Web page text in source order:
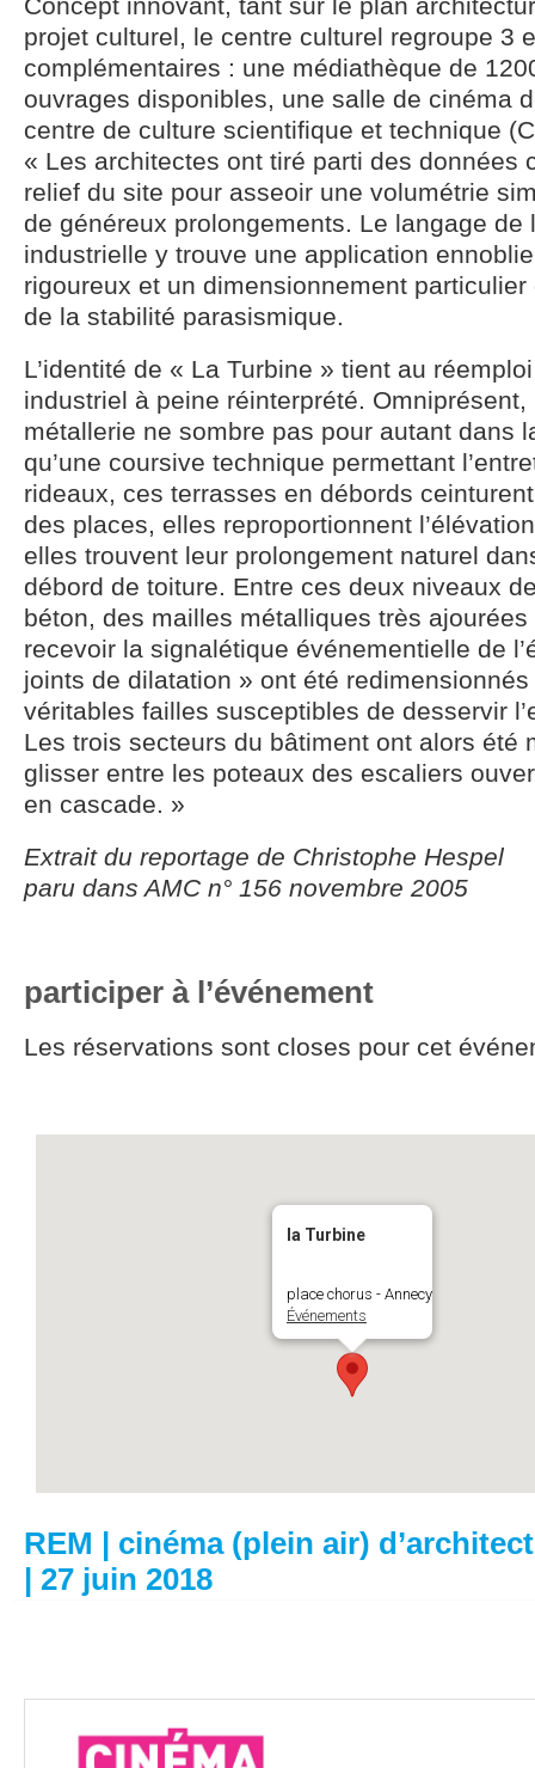
Concept innovant, tant sur le plan
projet culturel, le centre culturel regroupe 3
complémentaires : une médiathèque de
ouvrages disponibles, une salle de cinéma
centre de culture scientifique et technique
« Les architectes ont tiré parti des données
relief du site pour asseoir une volumétrie
de généreux prolongements. Le langage de
industrielle y trouve une application
rigoureux et un dimensionnement
de la stabilité parasismique.
L’identité de « La Turbine » tient au
industriel à peine réinterprété.
métallerie ne sombre pas pour autant dans
qu’une coursive technique permettant
rideaux, ces terrasses en débords
des places, elles reproportionnent
elles trouvent leur prolongement naturel
débord de toiture. Entre ces deux niveaux
béton, des mailles métalliques très
recevoir la signalétique événementielle de
joints de dilatation » ont été
véritables failles susceptibles de desservir
Les trois secteurs du bâtiment ont alors été
glisser entre les poteaux des escaliers
en cascade. »
Extrait du reportage de Christophe Hespel
paru dans AMC n° 156 novembre 2005
participer à l’événement
Les réservations sont closes pour cet
la Turbine
place chorus - Annecy
Événements
REM | cinéma (plein air)
| 27 juin 2018